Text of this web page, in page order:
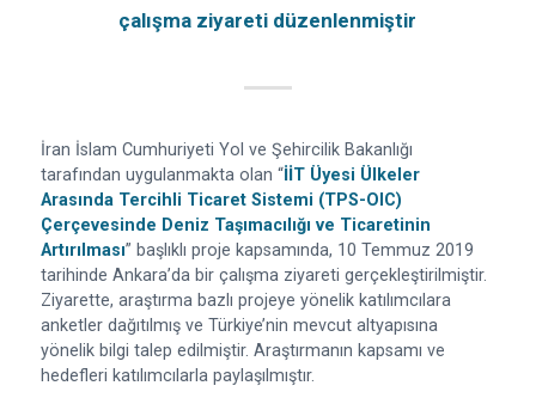
çalışma ziyareti düzenlenmiştir
İran İslam Cumhuriyeti Yol ve Şehircilik Bakanlığı
tarafından uygulanmakta olan “İİT Üyesi Ülkeler
Arasında Tercihli Ticaret Sistemi (TPS-OIC)
Çerçevesinde Deniz Taşımacılığı ve Ticaretinin
Artırılması” başlıklı proje kapsamında, 10 Temmuz 2019
tarihinde Ankara’da bir çalışma ziyareti gerçekleştirilmiştir.
Ziyarette, araştırma bazlı projeye yönelik katılımcılara
anketler dağıtılmış ve Türkiye’nin mevcut altyapısına
yönelik bilgi talep edilmiştir. Araştırmanın kapsamı ve
hedefleri katılımcılarla paylaşılmıştır.